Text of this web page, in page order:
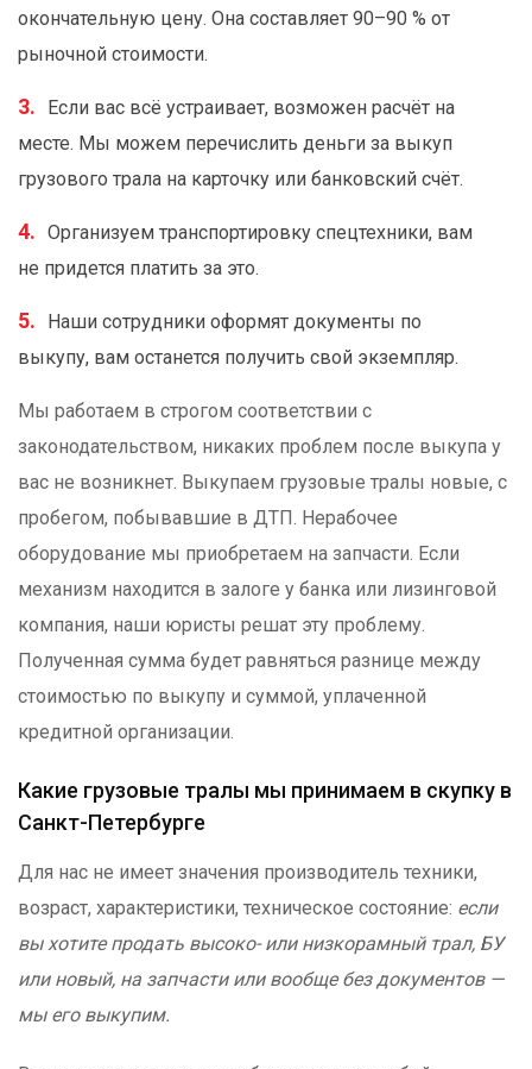
окончательную цену. Она составляет 90–90 % от
рыночной стоимости.
Если вас всё устраивает, возможен расчёт на
месте. Мы можем перечислить деньги за выкуп
грузового трала на карточку или банковский счёт.
Организуем транспортировку спецтехники, вам
не придется платить за это.
Наши сотрудники оформят документы по
выкупу, вам останется получить свой экземпляр.
Мы работаем в строгом соответствии с
законодательством, никаких проблем после выкупа у
вас не возникнет. Выкупаем грузовые тралы новые, с
пробегом, побывавшие в ДТП. Нерабочее
оборудование мы приобретаем на запчасти. Если
механизм находится в залоге у банка или лизинговой
компания, наши юристы решат эту проблему.
Полученная сумма будет равняться разнице между
стоимостью по выкупу и суммой, уплаченной
кредитной организации.
Какие грузовые тралы мы принимаем в скупку в
Санкт-Петербурге
Для нас не имеет значения производитель техники,
возраст, характеристики, техническое состояние: если
вы хотите продать высоко- или низкорамный трал, БУ
или новый, на запчасти или вообще без документов —
мы его выкупим.